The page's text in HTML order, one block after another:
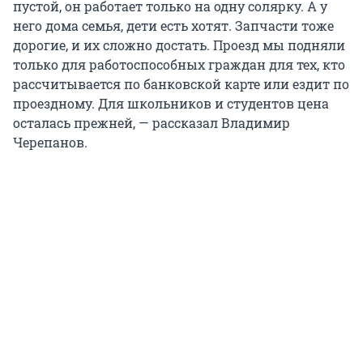
пустой, он работает только на одну солярку. А у
него дома семья, дети есть хотят. Запчасти тоже
дорогие, и их сложно достать. Проезд мы подняли
только для работоспособных граждан для тех, кто
рассчитывается по банковской карте или ездит по
проездному. Для школьников и студентов цена
осталась прежней, — рассказал Владимир
Черепанов.